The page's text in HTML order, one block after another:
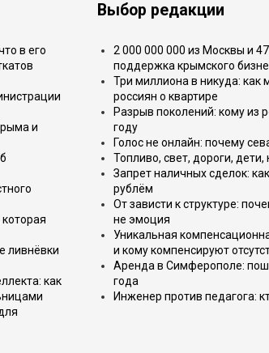
в его
и
ливнёвки
как
Выбор редакции
2 000 000 000 из Москвы и
поддержка крымского
Три миллиона в никуда:
россиян о квартире
Разрыв поколений: кому из
году
Голос не онлайн: почему
Топливо, свет, дороги,
Запрет наличных сделок:
рублём
От зависти к структуре:
не эмоция
Уникальная
и кому компенсируют
Аренда в Симферополе:
года
Инженер против педагога: